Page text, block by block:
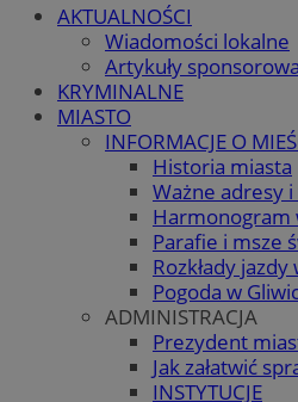
AKTUALNOŚCI
Wiadomości lokalne
Artykuły
KRYMINALNE
MIASTO
INFORMACJE O
Historia miasta
Ważne adresy
Harmonogram
Parafie i msze
Rozkłady jazdy
Pogoda w
ADMINISTRACJA
Prezydent
Jak załatwić
INSTYTUCJE